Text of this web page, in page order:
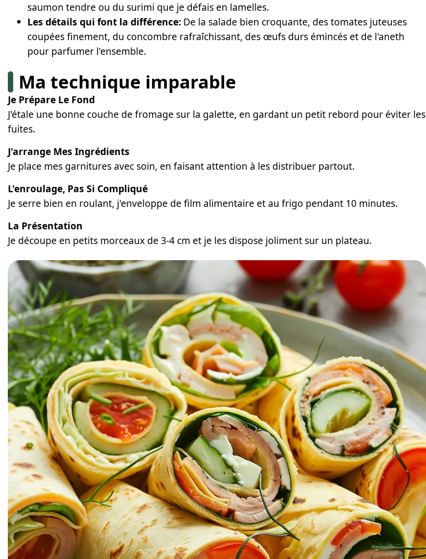
saumon tendre ou du surimi que je défais en lamelles.
Les détails qui font la différence: De la salade bien croquante, des tomates juteuses
coupées finement, du concombre rafraîchissant, des œufs durs émincés et de l'aneth
pour parfumer l'ensemble.
Ma technique imparable
Je Prépare Le Fond
J'étale une bonne couche de fromage sur la galette, en gardant un petit rebord pour éviter les
fuites.
J'arrange Mes Ingrédients
Je place mes garnitures avec soin, en faisant attention à les distribuer partout.
L'enroulage, Pas Si Compliqué
Je serre bien en roulant, j'enveloppe de film alimentaire et au frigo pendant 10 minutes.
La Présentation
Je découpe en petits morceaux de 3-4 cm et je les dispose joliment sur un plateau.